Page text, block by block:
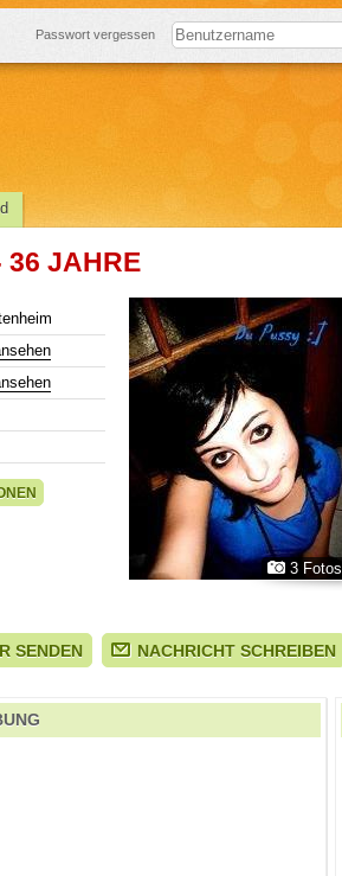
Passwort vergessen
36 JAHRE
3 Fotos
SENDEN NACHRICHT SCHREIBEN